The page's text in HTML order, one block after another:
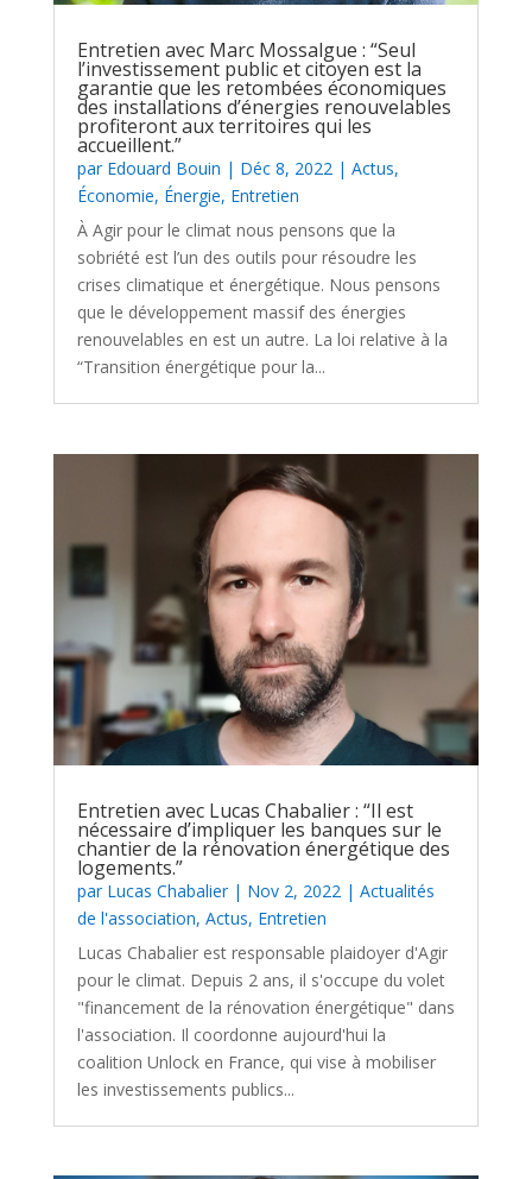
Entretien avec Marc Mossalgue : “Seul
l’investissement public et citoyen est la
garantie que les retombées économiques
des installations d’énergies renouvelables
profiteront aux territoires qui les
accueillent.”
par Edouard Bouin | Déc 8, 2022| Actus,
Économie, Énergie, Entretien
À Agir pour le climat nous pensons que la
sobriété est l’un des outils pour résoudre les
crises climatique et énergétique. Nous pensons
que le développement massif des énergies
renouvelables en est un autre. La loi relative à la
“Transition énergétique pour la...
Entretien avec Lucas Chabalier : “Il est
nécessaire d’impliquer les banques sur le
chantier de la rénovation énergétique des
logements.”
par Lucas Chabalier| Nov 2, 2022 | Actualités
de l'association, Actus, Entretien
Lucas Chabalier est responsable plaidoyer d'Agir
pour le climat. Depuis 2 ans, il s'occupe du volet
"financement de la rénovation énergétique" dans
l'association. Il coordonne aujourd'hui la
coalition Unlock en France, qui vise à mobiliser
les investissements publics...